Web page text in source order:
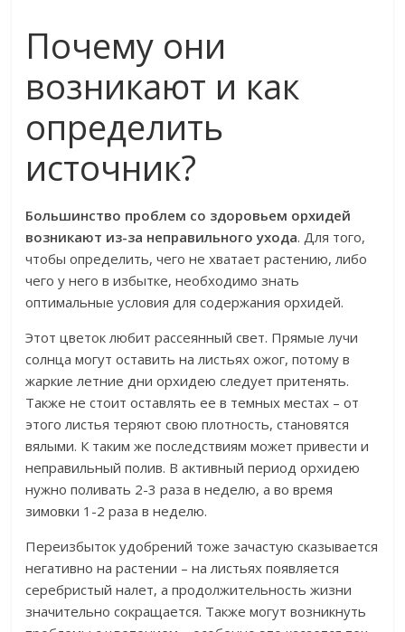
Почему они
возникают и как
определить
источник?
Большинство проблем со здоровьем орхидей
возникают из-за неправильного ухода. Для того,
чтобы определить, чего не хватает растению, либо
чего у него в избытке, необходимо знать
оптимальные условия для содержания орхидей.
Этот цветок любит рассеянный свет. Прямые лучи
солнца могут оставить на листьях ожог, потому в
жаркие летние дни орхидею следует притенять.
Также не стоит оставлять ее в темных местах – от
этого листья теряют свою плотность, становятся
вялыми. К таким же последствиям может привести и
неправильный полив. В активный период орхидею
нужно поливать 2-3 раза в неделю, а во время
зимовки 1-2 раза в неделю.
Переизбыток удобрений тоже зачастую сказывается
негативно на растении – на листьях появляется
серебристый налет, а продолжительность жизни
значительно сокращается. Также могут возникнуть